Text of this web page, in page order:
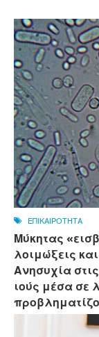
ΕΠΙΚΑΙΡΟΤΗΤΑ
Μύκητας
λοιμώξεις
Ανησυχία
ιούς μέσα σε